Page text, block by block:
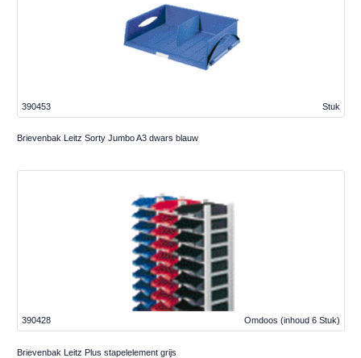
Stuk
390453
Brievenbak Leitz Sorty Jumbo A3 dwars blauw
Omdoos (inhoud 6 Stuk)
390428
Brievenbak Leitz Plus stapelelement grijs